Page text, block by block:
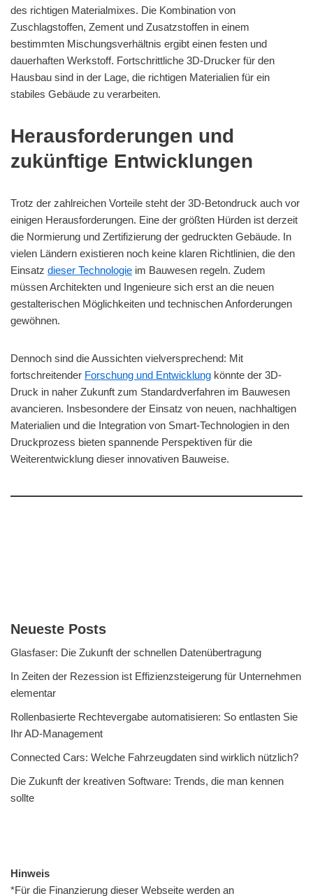
des richtigen Materialmixes. Die Kombination von
Zuschlagstoffen, Zement und Zusatzstoffen in einem
bestimmten Mischungsverhältnis ergibt einen festen und
dauerhaften Werkstoff. Fortschrittliche 3D-Drucker für den
Hausbau sind in der Lage, die richtigen Materialien für ein
stabiles Gebäude zu verarbeiten.
Herausforderungen und
zukünftige Entwicklungen
Trotz der zahlreichen Vorteile steht der 3D-Betondruck auch vor
einigen Herausforderungen. Eine der größten Hürden ist derzeit
die Normierung und Zertifizierung der gedruckten Gebäude. In
vielen Ländern existieren noch keine klaren Richtlinien, die den
Einsatz dieser Technologie im Bauwesen regeln. Zudem
müssen Architekten und Ingenieure sich erst an die neuen
gestalterischen Möglichkeiten und technischen Anforderungen
gewöhnen.
Dennoch sind die Aussichten vielversprechend: Mit
fortschreitender Forschung und Entwicklung könnte der 3D-
Druck in naher Zukunft zum Standardverfahren im Bauwesen
avancieren. Insbesondere der Einsatz von neuen, nachhaltigen
Materialien und die Integration von Smart-Technologien in den
Druckprozess bieten spannende Perspektiven für die
Weiterentwicklung dieser innovativen Bauweise.
Neueste Posts
Glasfaser: Die Zukunft der schnellen Datenübertragung
In Zeiten der Rezession ist Effizienzsteigerung für Unternehmen
elementar
Rollenbasierte Rechtevergabe automatisieren: So entlasten Sie
Ihr AD-Management
Connected Cars: Welche Fahrzeugdaten sind wirklich nützlich?
Die Zukunft der kreativen Software: Trends, die man kennen
sollte
Hinweis
*Für die Finanzierung dieser Webseite werden an